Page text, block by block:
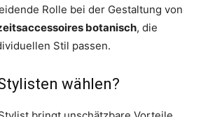
Rolle bei der Gestaltung von
botanisch, die
Stil passen.
wählen?